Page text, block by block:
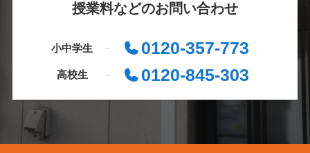
授業料などのお問い合わせ
小中学生 0120-357-773
高校生 0120-845-303